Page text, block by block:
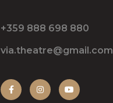
+359 888 698 880
via.theatre@gmail.com